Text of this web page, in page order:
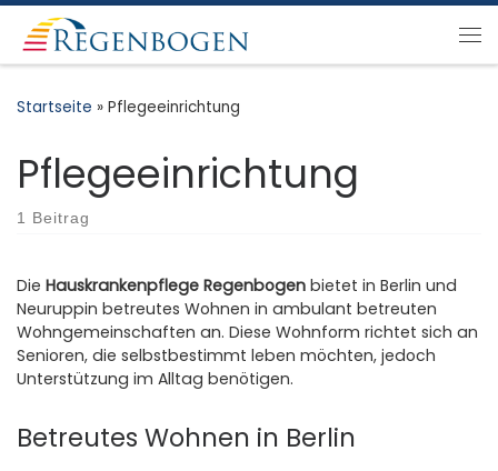
Zum Inhalt springen
Startseite » Pflegeeinrichtung
Pflegeeinrichtung
1 Beitrag
Die Hauskrankenpflege Regenbogen bietet in Berlin und
Neuruppin betreutes Wohnen in ambulant betreuten
Wohngemeinschaften an. Diese Wohnform richtet sich an
Senioren, die selbstbestimmt leben möchten, jedoch
Unterstützung im Alltag benötigen.
Betreutes Wohnen in Berlin